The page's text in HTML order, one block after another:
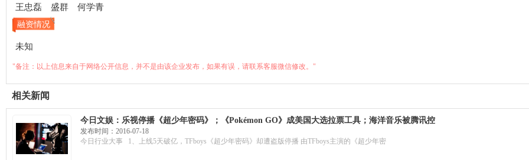
王忠磊 盛群 何学青
融资情况
未知
"备注：以上信息来自于网络公开信息，并不是由该企业发布，如果有误，请联系客服微信修改。"
相关新闻
今日文娱：乐视停播《超少年密码》；《Pokémon GO》成美国大选拉票工具；海洋音乐被腾讯控
股背后的故事
发布时间：2016-07-18
今日行业大事 1、上线5天破亿，TFboys《超少年密码》却遭盗版停播 由TFboys主演的《超少年密